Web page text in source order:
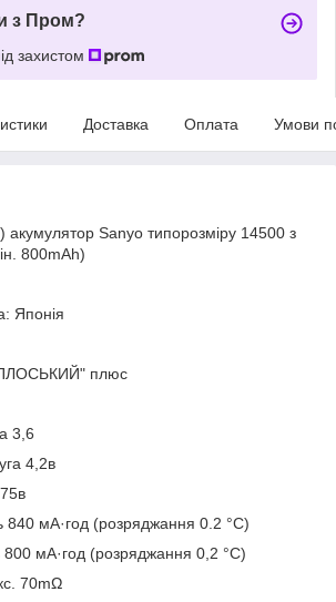
з Пром?
захистом
Доставка Оплата Умови
акумулятор Sanyo типорозміру 14500 з
800mAh)
Японія
плюс
3,6
4,2в
840 мА·год (розряджання 0.2 °C)
800 мА·год (розряджання 0,2 °C)
70mΩ